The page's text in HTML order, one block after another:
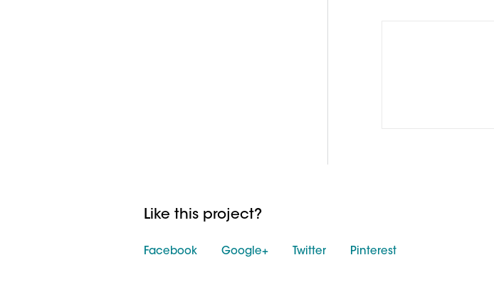
Like this project?
Facebook Google+ Twitter Pinterest